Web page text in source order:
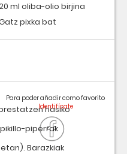
hasiko
piperrak
Barazkiak
Para poder añadir como favorito
ml oliba-olio birjina
pixka bat